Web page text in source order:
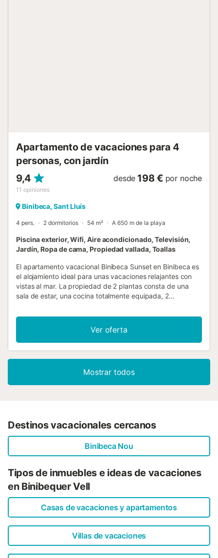
Apartamento de vacaciones para 4
personas, con jardín
9,4
11 opiniones
desde 198 € por noche
Binibeca, Sant Lluís
4 pers. 2 dormitorios 54 m² A 650 m de la playa
Piscina exterior, Wifi, Aire acondicionado, Televisión,
Jardín, Ropa de cama, Propiedad vallada, Toallas
El apartamento vacacional Binibeca Sunset en Binibeca es
el alojamiento ideal para unas vacaciones relajantes con
vistas al mar. La propiedad de 2 plantas consta de una
sala de estar, una cocina totalmente equipada, 2
Los servicios adicionales incluyen Wi-Fi de alta velocidad
(apto para videollamadas), televisión, aire acondicionado,
lavadora y secadora. Este alojamiento dispone de terraza
privada y acceso a instalaciones compartidas, como
distancia. Hay aparcamiento gratuito disponible en la calle.
No se permiten mascotas, fumar ni celebrar eventos. Esta
Ver oferta
Mostrar todos
Destinos vacacionales cercanos
Binibeca Nou
Tipos de inmuebles e ideas de vacaciones
en Binibequer Vell
Casas de vacaciones y apartamentos
Villas de vacaciones